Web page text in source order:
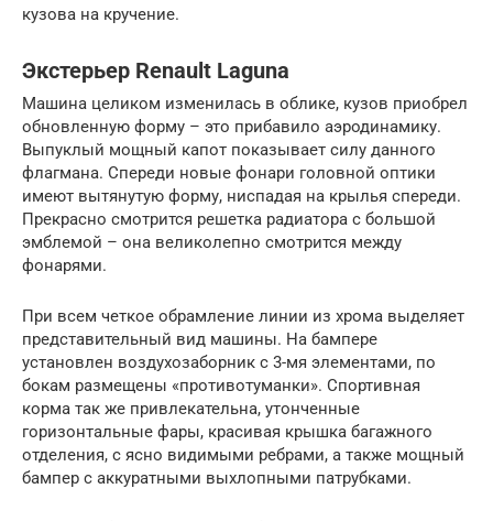
кузова на кручение.
Экстерьер Renault Laguna
Машина целиком изменилась в облике, кузов приобрел
обновленную форму – это прибавило аэродинамику.
Выпуклый мощный капот показывает силу данного
флагмана. Спереди новые фонари головной оптики
имеют вытянутую форму, ниспадая на крылья спереди.
Прекрасно смотрится решетка радиатора с большой
эмблемой – она великолепно смотрится между
фонарями.
При всем четкое обрамление линии из хрома выделяет
представительный вид машины. На бампере
установлен воздухозаборник с 3-мя элементами, по
бокам размещены «противотуманки». Спортивная
корма так же привлекательна, утонченные
горизонтальные фары, красивая крышка багажного
отделения, с ясно видимыми ребрами, а также мощный
бампер с аккуратными выхлопными патрубками.